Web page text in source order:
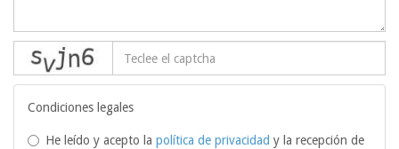
Condiciones legales
He leído y acepto la política de privacidad y la recepción de